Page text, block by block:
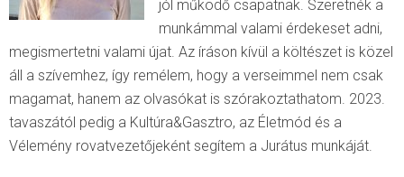
jól működő csapatnak. Szeretnék a
munkámmal valami érdekeset adni,
megismertetni valami újat. Az íráson kívül a költészet is közel
áll a szívemhez, így remélem, hogy a verseimmel nem csak
magamat, hanem az olvasókat is szórakoztathatom. 2023.
tavaszától pedig a Kultúra&Gasztro, az Életmód és a
Vélemény rovatvezetőjeként segítem a Jurátus munkáját.